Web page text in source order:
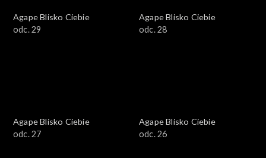
Agape Blisko Ciebie
odc. 29
Agape Blisko Ciebie
odc. 28
Agape Blisko Ciebie
odc. 27
Agape Blisko Ciebie
odc. 26